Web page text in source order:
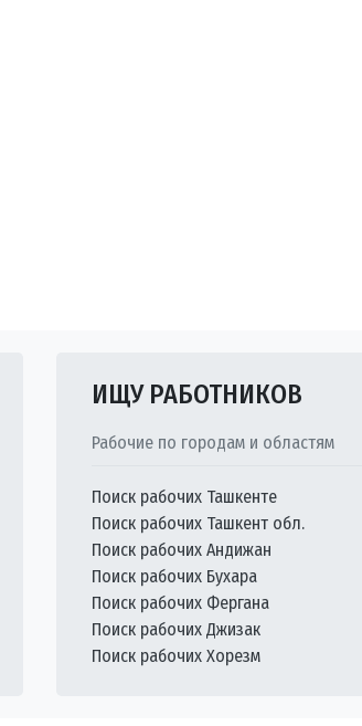
ИЩУ РАБОТНИКОВ
Рабочие по городам и областям
Поиск рабочих Ташкенте
Поиск рабочих Ташкент обл.
Поиск рабочих Андижан
Поиск рабочих Бухара
Поиск рабочих Фергана
Поиск рабочих Джизак
Поиск рабочих Хорезм